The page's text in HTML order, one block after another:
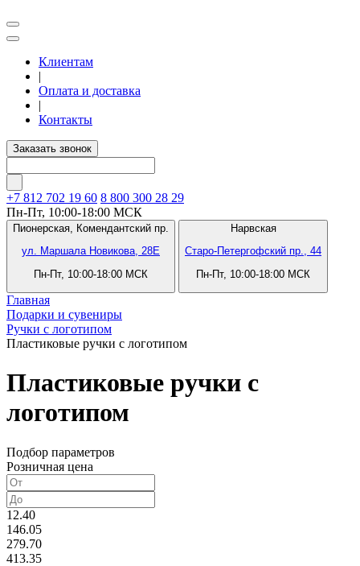
Клиентам
|
Оплата и доставка
|
Контакты
Заказать звонок
+7 812 702 19 60 8 800 300 28 29
Пн-Пт, 10:00-18:00 МСК
Пионерская, Комендантский пр.
ул. Маршала Новикова, 28Е
Пн-Пт, 10:00-18:00 МСК
Нарвская
Старо-Петергофский пр., 44
Пн-Пт, 10:00-18:00 МСК
Главная
Подарки и сувениры
Ручки с логотипом
Пластиковые ручки с логотипом
Пластиковые ручки с
логотипом
Подбор параметров
Розничная цена
12.40
146.05
279.70
413.35